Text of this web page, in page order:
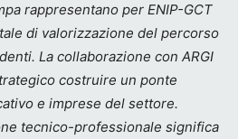
rappresentano per ENIP-GCT
di valorizzazione del percorso
La collaborazione con ARGI
costruire un ponte
e imprese del settore.
tecnico-professionale significa